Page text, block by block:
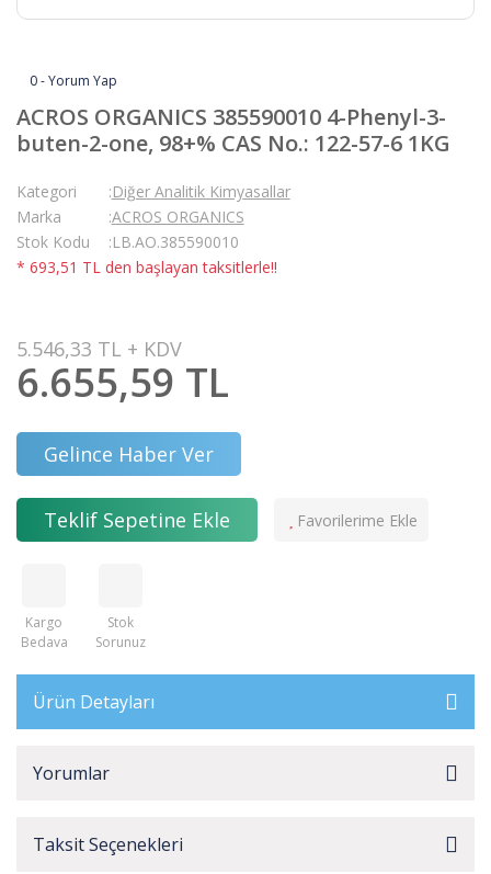
0 - Yorum Yap
ACROS ORGANICS 385590010 4-Phenyl-3-
buten-2-one, 98+% CAS No.: 122-57-6 1KG
Kategori
Diğer Analitik Kimyasallar
Marka
ACROS ORGANICS
Stok Kodu
LB.AO.385590010
* 693,51 TL den başlayan taksitlerle!!
5.546,33 TL + KDV
6.655,59 TL
Gelince Haber Ver
Teklif Sepetine Ekle
Kargo
Bedava
Stok
Sorunuz
Ürün Detayları
Yorumlar
Taksit Seçenekleri